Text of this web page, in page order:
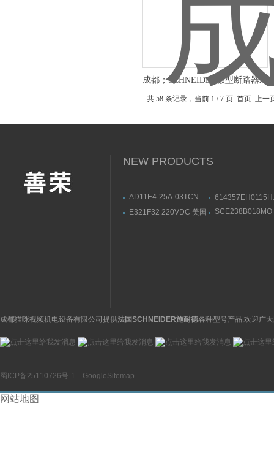
成都；SCHNEIDER微型断路器
共 58 条记录，当前 1 / 7 页 首页 上
NEW PRODUCTS
AD11E4-25A-03TCN-
电磁阀直动式操作方式
国ASCO气动电磁
E321F32 220VDC 美国
SCE238B018MO
成都猫咪视频机电设备有限公司提供法国SCHNEIDER施耐德各种型号产品,欢迎广
蜀ICP备25110726号-1 GoogleSitemap
网站地图